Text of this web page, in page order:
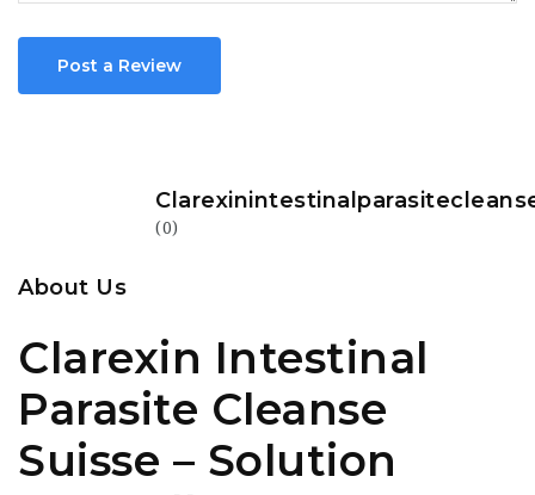
Post a Review
(0)
About Us
Clarexin Intestinal
Parasite Cleanse
Suisse – Solution